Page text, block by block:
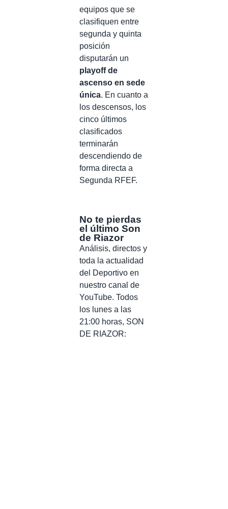
equipos que se
clasifiquen entre
segunda y quinta
posición
disputarán un
playoff de
ascenso en sede
única. En cuanto a
los descensos, los
cinco últimos
clasificados
terminarán
descendiendo de
forma directa a
Segunda RFEF.
No te pierdas
el último Son
de Riazor
Análisis, directos y
toda la actualidad
del Deportivo en
nuestro canal de
YouTube. Todos
los lunes a las
21:00 horas, SON
DE RIAZOR: